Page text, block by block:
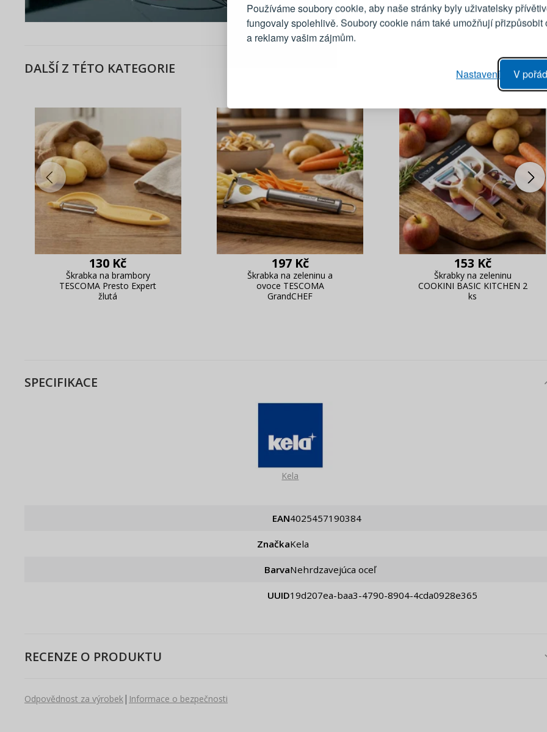
Používáme soubory cookie, aby naše stránky byly uživatelsky
fungovaly spolehlivě. Soubory cookie nám také umožňují přizpůsobit
a reklamy vašim zájmům.
V
Nastavení
DALŠÍ Z TÉTO KATEGORIE
130 Kč
Škrabka na brambory
TESCOMA Presto Expert
žlutá
197 Kč
Škrabka na zeleninu a
ovoce TESCOMA
GrandCHEF
153 Kč
Škrabky na zeleninu
COOKINI BASIC KITCHEN 2
ks
SPECIFIKACE
Kela
EAN 4025457190384
Značka Kela
Barva Nehrdzavejúca oceľ
UUID 19d207ea-baa3-4790-8904-4cda0928e365
RECENZE O PRODUKTU
Odpovědnost za výrobek| Informace o bezpečnosti
Živý náhled na změny v objednávce
Emailová adresa
PŘIHLÁSIT
Připomenutí